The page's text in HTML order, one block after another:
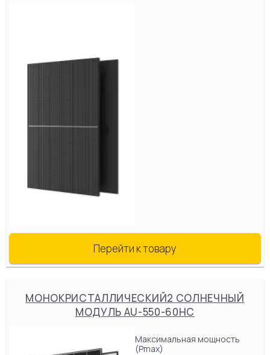
Перейти к товару
МОНОКРИСТАЛЛИЧЕСКИЙ2 СОЛНЕЧНЫЙ
МОДУЛЬ AU-550-60HC
Максимальная мощность
(Pmax)